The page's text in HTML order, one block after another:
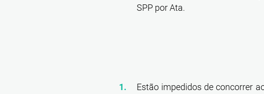
SPP por Ata.
Estão impedidos de concorrer